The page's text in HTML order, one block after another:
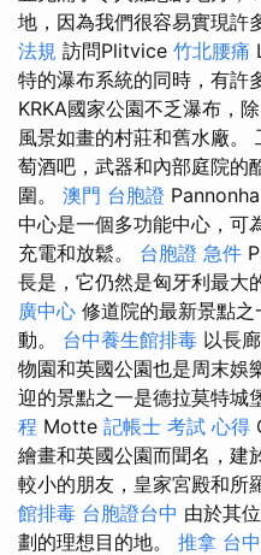
地，因為我們很容易實現許
法規 訪問Plitvice 竹北腰痛
特的瀑布系統的同時，有許
KRKA國家公園不乏瀑布，
風景如畫的村莊和舊水廠。
萄酒吧，武器和內部庭院的
圍。 澳門 台胞證
中心是一個多功能中心，可
充電和放鬆。 台胞證 急件
長是，它仍然是匈牙利最大
廣中心 修道院的最新景點
動。 台中養生館排毒 以長
物園和英國公園也是周末娛
迎的景點之一是德拉莫特城
程 Motte 記帳士 考試 心得
繪畫和英國公園而聞名，建
較小的朋友，皇家宮殿和所
館排毒 台胞證台中 由於其
劃的理想目的地。 推拿 台